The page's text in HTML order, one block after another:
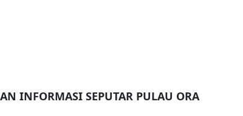
INFORMASI SEPUTAR PULAU ORA